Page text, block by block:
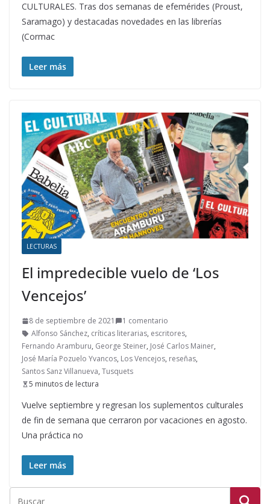
CULTURALES. Tras dos semanas de efemérides (Proust,
Saramago) y destacadas novedades en las librerías
(Cormac
Leer más
LECTURAS
El impredecible vuelo de ‘Los
Vencejos’
8 de septiembre de 2021
1 comentario
Alfonso Sánchez, críticas literarias, escritores,
Fernando Aramburu, George Steiner, José Carlos Mainer,
José María Pozuelo Yvancos, Los Vencejos, reseñas,
Santos Sanz Villanueva, Tusquets
5 minutos de lectura
Vuelve septiembre y regresan los suplementos culturales
de fin de semana que cerraron por vacaciones en agosto.
Una práctica no
Leer más